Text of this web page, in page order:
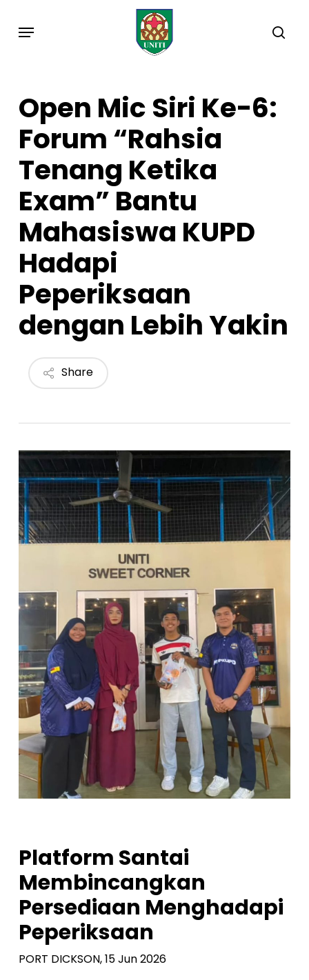
Menu
Open Mic Siri Ke-6:
Forum “Rahsia
Tenang Ketika
Exam” Bantu
Mahasiswa KUPD
Hadapi
Peperiksaan
dengan Lebih Yakin
Share
Platform Santai
Membincangkan
Persediaan Menghadapi
Peperiksaan
PORT DICKSON, 15 Jun 2026